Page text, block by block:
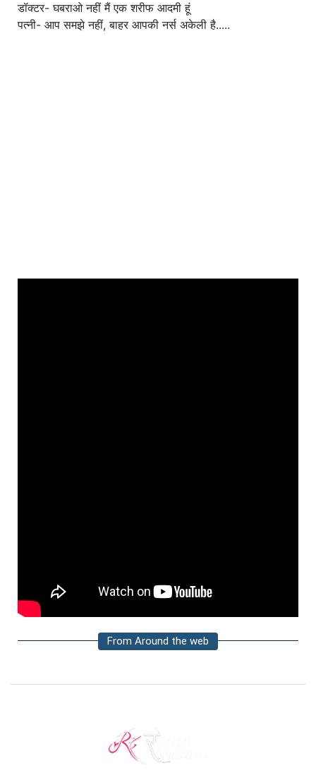
डॉक्टर- घबराओ नहीं मैं एक शरीफ आदमी हूं
पत्नी- आप समझे नहीं, बाहर आपकी नर्स अकेली है.....
From Around the web